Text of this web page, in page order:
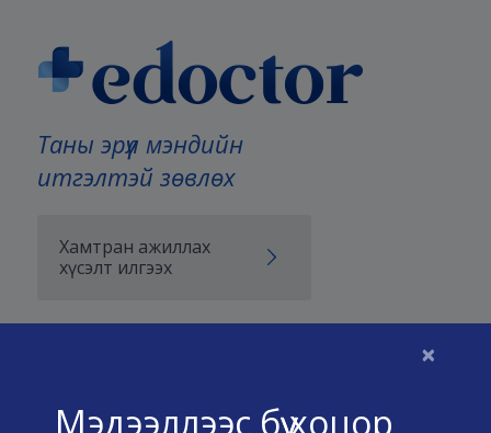
×
Мэдээллээс бүү хоцор
Таны эрүүл мэндийн
итгэлтэй зөвлөх
Хамтран ажиллах
хүсэлт илгээх